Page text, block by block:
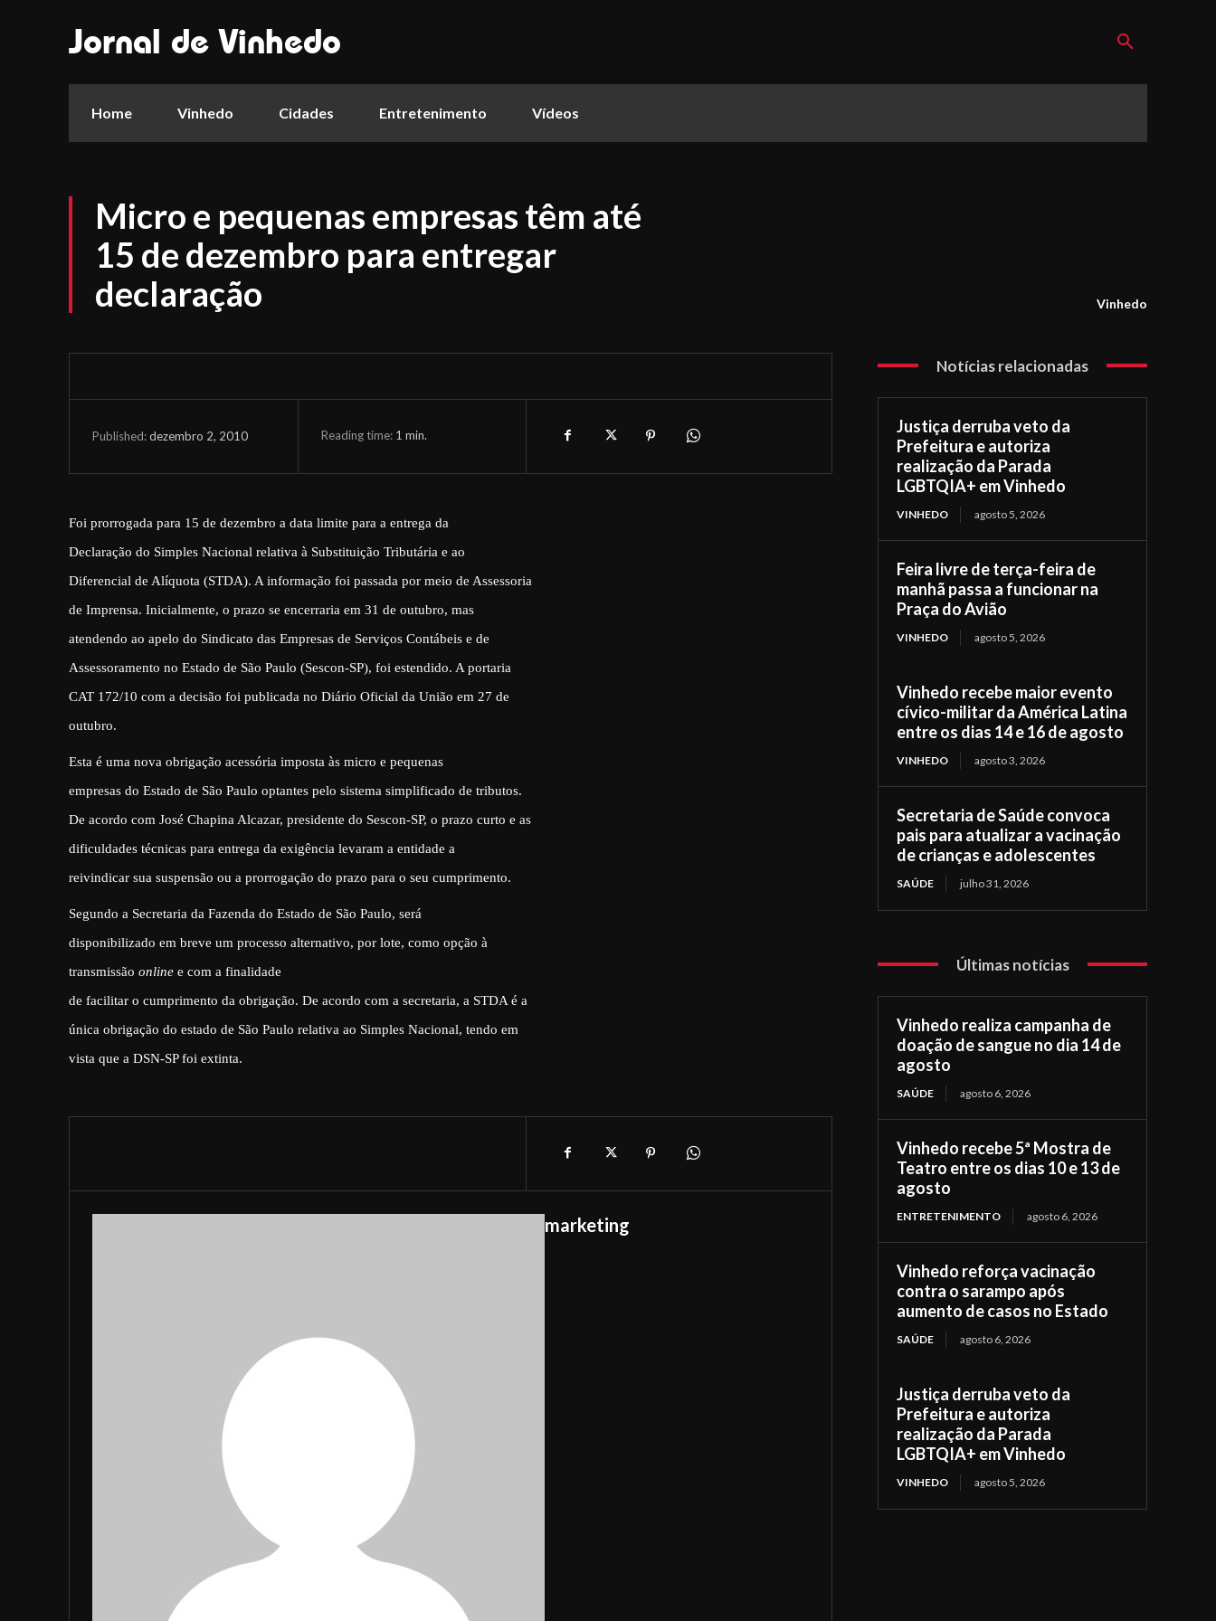
Jornal de Vinhedo
Home Vinhedo Cidades Entretenimento Vídeos
Micro e pequenas empresas têm até
15 de dezembro para entregar
declaração
Vinhedo
Published:dezembro 2, 2010 Reading time: 1 min.
Foi prorrogada para 15 de dezembro a data limite para a entrega da
Declaração do Simples Nacional relativa à Substituição Tributária e ao
Diferencial de Alíquota (STDA). A informação foi passada por meio de Assessoria
de Imprensa. Inicialmente, o prazo se encerraria em 31 de outubro, mas
atendendo ao apelo do Sindicato das Empresas de Serviços Contábeis e de
Assessoramento no Estado de São Paulo (Sescon-SP), foi estendido. A portaria
CAT 172/10 com a decisão foi publicada no Diário Oficial da União em 27 de
outubro.
Esta é uma nova obrigação acessória imposta às micro e pequenas
empresas do Estado de São Paulo optantes pelo sistema simplificado de tributos.
De acordo com José Chapina Alcazar, presidente do Sescon-SP, o prazo curto e as
dificuldades técnicas para entrega da exigência levaram a entidade a
reivindicar sua suspensão ou a prorrogação do prazo para o seu cumprimento.
Segundo a Secretaria da Fazenda do Estado de São Paulo, será
disponibilizado em breve um processo alternativo, por lote, como opção à
transmissão online e com a finalidade
de facilitar o cumprimento da obrigação. De acordo com a secretaria, a STDA é a
única obrigação do estado de São Paulo relativa ao Simples Nacional, tendo em
vista que a DSN-SP foi extinta.
marketing
Notícias relacionadas
Justiça derruba veto da
Prefeitura e autoriza
realização da Parada
LGBTQIA+ em Vinhedo
VINHEDO agosto 5, 2026
Feira livre de terça-feira de
manhã passa a funcionar na
Praça do Avião
VINHEDO agosto 5, 2026
Vinhedo recebe maior evento
cívico-militar da América Latina
entre os dias 14 e 16 de agosto
VINHEDO agosto 3, 2026
Secretaria de Saúde convoca
pais para atualizar a vacinação
de crianças e adolescentes
SAÚDE julho 31, 2026
Últimas notícias
Vinhedo realiza campanha de
doação de sangue no dia 14 de
agosto
SAÚDE agosto 6, 2026
Vinhedo recebe 5ª Mostra de
Teatro entre os dias 10 e 13 de
agosto
ENTRETENIMENTO agosto 6, 2026
Vinhedo reforça vacinação
contra o sarampo após
aumento de casos no Estado
SAÚDE agosto 6, 2026
Justiça derruba veto da
Prefeitura e autoriza
realização da Parada
LGBTQIA+ em Vinhedo
VINHEDO agosto 5, 2026